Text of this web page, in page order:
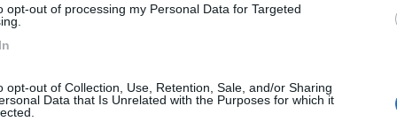
opt-out of processing my Personal Data for Targeted
opt-out of Collection, Use, Retention, Sale, and/or Sharing
Data that Is Unrelated with the Purposes for which it
(RI) - 10.6km